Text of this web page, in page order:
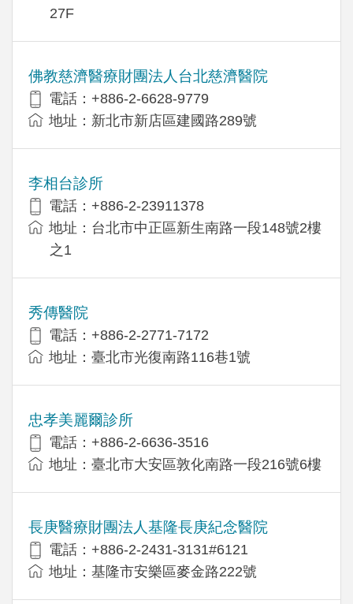
27F
佛教慈濟醫療財團法人台北慈濟醫院
電話：+886-2-6628-9779
地址：新北市新店區建國路289號
李相台診所
電話：+886-2-23911378
地址：台北市中正區新生南路一段148號2樓
之1
秀傳醫院
電話：+886-2-2771-7172
地址：臺北市光復南路116巷1號
忠孝美麗爾診所
電話：+886-2-6636-3516
地址：臺北市大安區敦化南路一段216號6樓
長庚醫療財團法人基隆長庚紀念醫院
電話：+886-2-2431-3131#6121
地址：基隆市安樂區麥金路222號